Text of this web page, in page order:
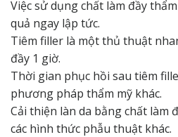
Việc sử dụng chất làm đầy
quả ngay lập tức.
Tiêm filler là một thủ thuật
đầy 1 giờ.
Thời gian phục hồi sau tiêm
phương pháp thẩm mỹ khác.
Cải thiện làn da bằng chất làm
các hình thức phẫu thuật khác.